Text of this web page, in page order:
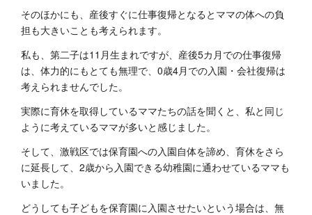
そのほかにも、産後すぐに仕事復帰となるとママの体への負
担も大きいことも考えられます。
私も、第二子は11月生まれですが、産後5カ月での仕事復帰
は、体力的にもとても無理で、0歳4月での入園・会社復帰は
考えられませんでした。
実際に育休を取得しているママたちの話を聞くと、私と同じ
ように考えているママが多いと感じました。
そして、激戦区では保育園への入園自体を諦め、育休をさら
に延長して、2歳から入園できる幼稚園に通わせているママも
いました。
どうしても子どもを保育園に入園させたいという場合は、無